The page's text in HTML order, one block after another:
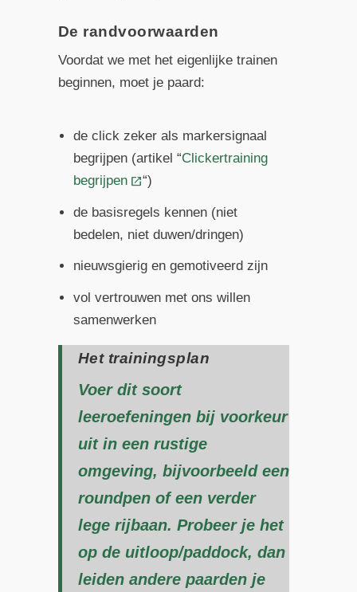
De randvoorwaarden
Voordat we met het eigenlijke trainen
beginnen, moet je paard:
de click zeker als markersignaal
begrijpen (artikel “Clickertraining
begrijpen
“)
de basisregels kennen (niet
bedelen, niet duwen/dringen)
nieuwsgierig en gemotiveerd zijn
vol vertrouwen met ons willen
samenwerken
Het trainingsplan
Voer dit soort
leeroefeningen bij voorkeur
uit in een rustige
omgeving, bijvoorbeeld een
roundpen of een verder
lege rijbaan. Probeer je het
op de uitloop/paddock, dan
leiden andere paarden je